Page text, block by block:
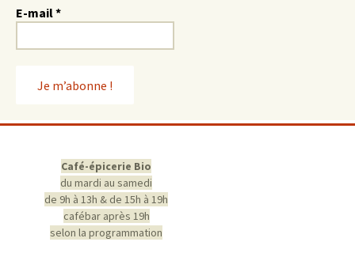
E-mail*
Café-épicerie Bio
du mardi au samedi
de 9h à 13h & de 15h à 19h
cafébar après 19h
selon la programmation